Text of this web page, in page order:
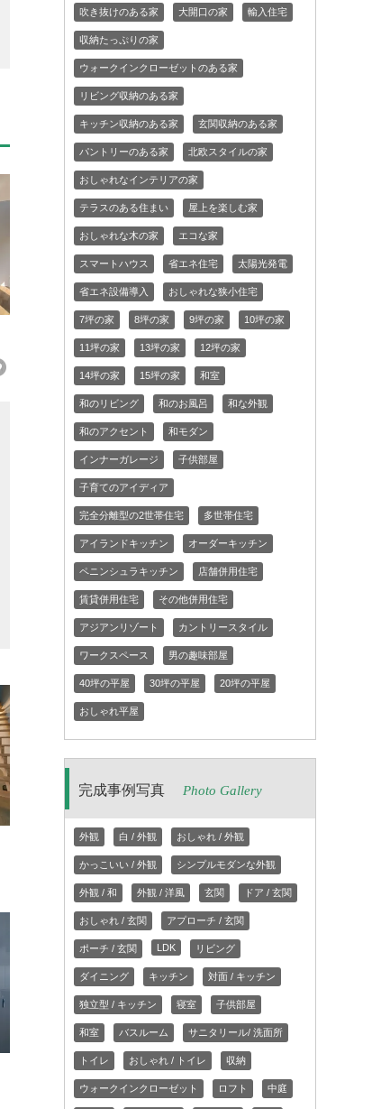
吹き抜けのある家 大開口の家 輸入住宅
収納たっぷりの家
ウォークインクローゼットのある家
リビング収納のある家
キッチン収納のある家 玄関収納のある家
パントリーのある家 北欧スタイルの家
おしゃれなインテリアの家
テラスのある住まい 屋上を楽しむ家
おしゃれな木の家 エコな家
スマートハウス 省エネ住宅 太陽光発電
省エネ設備導入 おしゃれな狭小住宅
7坪の家 8坪の家 9坪の家 10坪の家
11坪の家 13坪の家 12坪の家
14坪の家 15坪の家 和室
和のリビング 和のお風呂 和な外観
和のアクセント 和モダン
インナーガレージ 子供部屋
子育てのアイディア
完全分離型の2世帯住宅 多世帯住宅
アイランドキッチン オーダーキッチン
ペニンシュラキッチン 店舗併用住宅
賃貸併用住宅 その他併用住宅
アジアンリゾート カントリースタイル
ワークスペース 男の趣味部屋
40坪の平屋 30坪の平屋 20坪の平屋
おしゃれ平屋
完成事例写真 Photo Gallery
外観 白 / 外観 おしゃれ / 外観
かっこいい / 外観 シンプルモダンな外観
外観 / 和 外観 / 洋風 玄関 ドア / 玄関
おしゃれ / 玄関 アプローチ / 玄関
ポーチ / 玄関 LDK リビング
ダイニング キッチン 対面 / キッチン
独立型 / キッチン 寝室 子供部屋
和室 バスルーム サニタリール/ 洗面所
トイレ おしゃれ / トイレ 収納
ウォークインクローゼット ロフト 中庭